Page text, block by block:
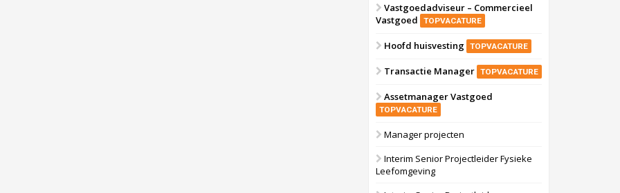
Vastgoedadviseur – Commercieel
Vastgoed
TOPVACATURE
Hoofd huisvesting TOPVACATURE
Transactie Manager TOPVACATURE
Assetmanager Vastgoed
TOPVACATURE
Manager projecten
Interim Senior Projectleider Fysieke
Leefomgeving